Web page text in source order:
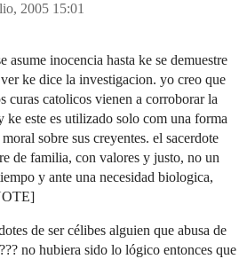
2005 15:01
inocencia hasta ke se demuestre
ke dice la investigacion. yo creo que
curas catolicos vienen a corroborar la
ke este es utilizado solo com una forma
sobre sus creyentes. el sacerdote
de familia, con valores y justo, no un
y ante una necesidad biologica,
de ser célibes alguien que abusa de
no hubiera sido lo lógico entonces que